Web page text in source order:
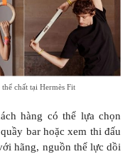
chất tại Hermès Fit
hàng có thể lựa chọn
bar hoặc xem thi đấu
hãng, nguồn thể lực dồi